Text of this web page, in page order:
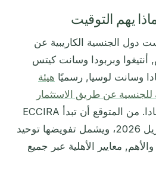
2025، أسست دول الجنسية الكاريبية عن
وبربودا وسانت كيتس
وسانت لوسيا, رسميًا هيئة
للجنسية عن طريق الاستثمار
، ومقرها غرينادا. من المتوقع أن تبدأ ECCIRA
عملها بالكامل بحلول أبريل 2026، ويشمل تفويضها توحيد
معايير الأهلية عبر جميع